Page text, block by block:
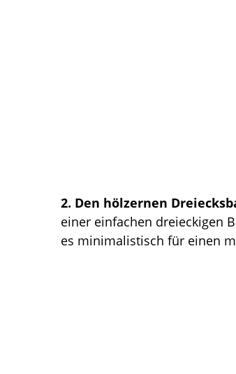
2. Den hölzernen
einer einfachen dreieckigen
es minimalistisch für einen